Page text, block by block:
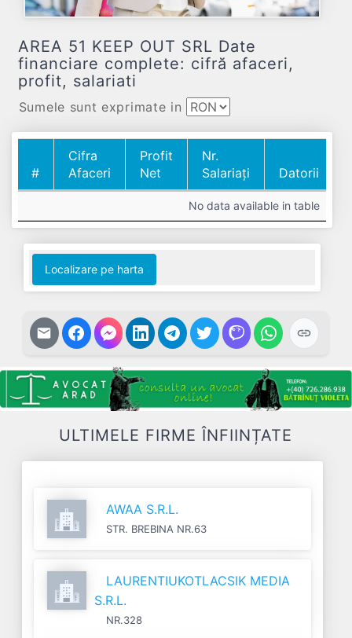
AREA 51 KEEP OUT SRL Date
financiare complete: cifră afaceri,
profit, salariati
Sumele sunt exprimate in
#
Cifra
Afaceri
Profit
Net
Nr.
Salariați
Datorii
Afaceri
Net
Nr.
Salariați
Datorii
No data available in table
Localizare pe harta
ULTIMELE FIRME ÎNFIINȚATE
AWAA S.R.L.
STR. BREBINA NR.63
LAURENTIUKOTLACSIK MEDIA
S.R.L.
NR.328